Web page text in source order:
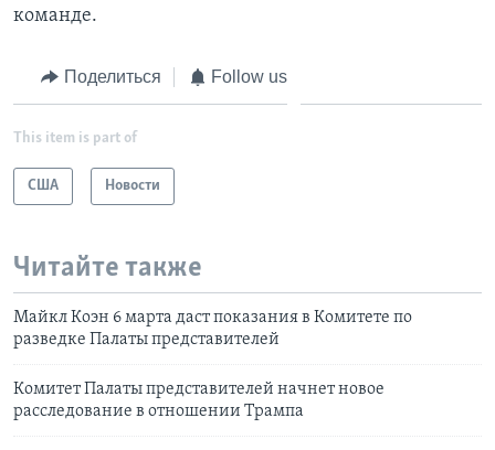
команде.
Поделиться Follow us
This item is part of
США Новости
Читайте также
Майкл Коэн 6 марта даст показания в Комитете по
разведке Палаты представителей
Комитет Палаты представителей начнет новое
расследование в отношении Трампа